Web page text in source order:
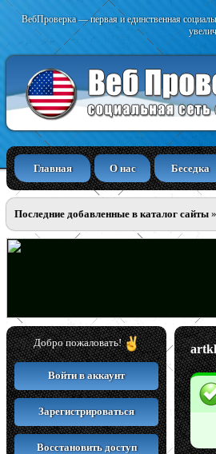
ВебПроверка — первая и единственная
Главная О нас Беседка
Последние добавленные в каталог сайты »
Добро пожаловать!
Войти в аккаунт
Зарегистрироваться
Восстановить доступ